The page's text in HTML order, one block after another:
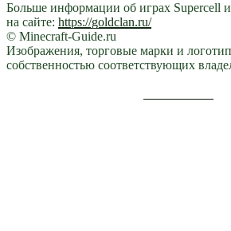
Больше информации об играх Supercell и
на сайте: https://goldclan.ru/
© Minecraft-Guide.ru
Изображения, торговые марки и
собственностью соответствующих